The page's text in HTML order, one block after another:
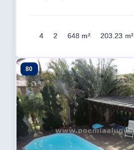
4 2 648 m² 203.23 m²
80